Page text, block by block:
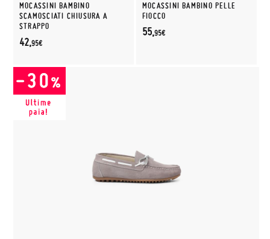
MOCASSINI BAMBINO
SCAMOSCIATI CHIUSURA A
STRAPPO
42,95€
MOCASSINI BAMBINO PELLE
FIOCCO
55,95€